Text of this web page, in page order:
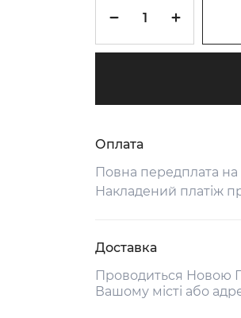
Оплата
Повна передплата
Накладений платіж
Доставка
Проводиться Новою
Вашому місті або